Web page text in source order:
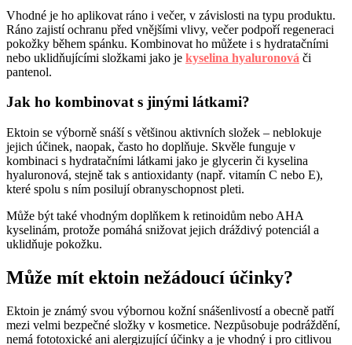
Vhodné je ho aplikovat ráno i večer, v závislosti na typu produktu.
Ráno zajistí ochranu před vnějšími vlivy, večer podpoří regeneraci
pokožky během spánku. Kombinovat ho můžete i s hydratačními
nebo uklidňujícími složkami jako je kyselina hyaluronová či
pantenol.
Jak ho kombinovat s jinými látkami?
Ektoin se výborně snáší s většinou aktivních složek – neblokuje
jejich účinek, naopak, často ho doplňuje. Skvěle funguje v
kombinaci s hydratačními látkami jako je glycerin či kyselina
hyaluronová, stejně tak s antioxidanty (např. vitamín C nebo E),
které spolu s ním posilují obranyschopnost pleti.
Může být také vhodným doplňkem k retinoidům nebo AHA
kyselinám, protože pomáhá snižovat jejich dráždivý potenciál a
uklidňuje pokožku.
Může mít ektoin nežádoucí účinky?
Ektoin je známý svou výbornou kožní snášenlivostí a obecně patří
mezi velmi bezpečné složky v kosmetice. Nezpůsobuje podráždění,
nemá fototoxické ani alergizující účinky a je vhodný i pro citlivou